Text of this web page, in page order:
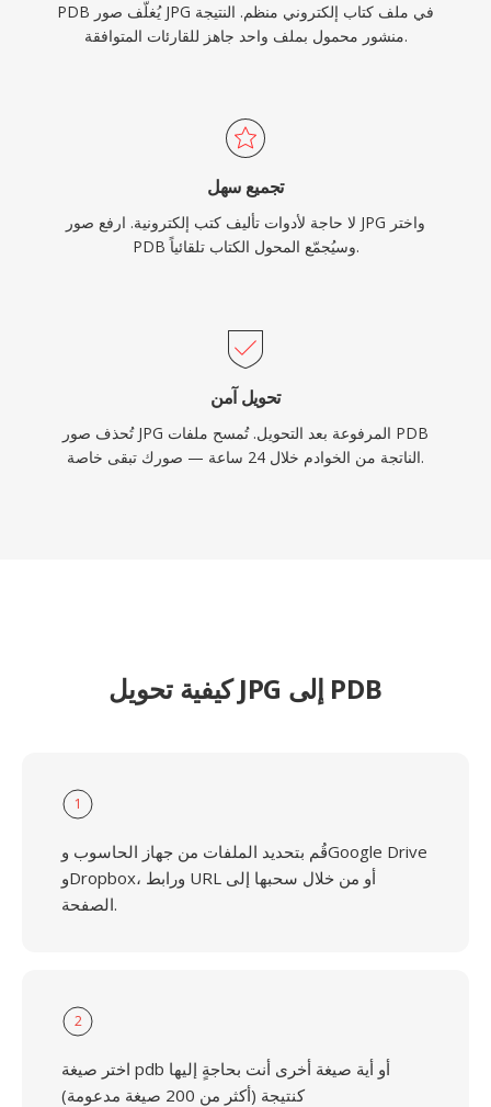
PDB يُغلّف صور JPG في ملف كتاب إلكتروني منظم. النتيجة
منشور محمول بملف واحد جاهز للقارئات المتوافقة.
تجميع سهل
لا حاجة لأدوات تأليف كتب إلكترونية. ارفع صور JPG واختر
PDB وسيُجمّع المحول الكتاب تلقائياً.
تحويل آمن
تُحذف صور JPG المرفوعة بعد التحويل. تُمسح ملفات PDB
الناتجة من الخوادم خلال 24 ساعة — صورك تبقى خاصة.
كيفية تحويل JPG إلى PDB
1
قُم بتحديد الملفات من جهاز الحاسوب وGoogle Drive
وDropbox، ورابط URL أو من خلال سحبها إلى
الصفحة.
2
اختر صيغة pdb أو أية صيغة أخرى أنت بحاجةٍ إليها
كنتيجة (أكثر من 200 صيغة مدعومة)